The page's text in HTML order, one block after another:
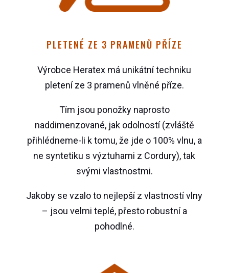
PLETENÉ ZE 3 PRAMENŮ PŘÍZE
Výrobce Heratex má unikátní techniku
pletení ze 3 pramenů vlněné příze.
Tím jsou ponožky naprosto
naddimenzované, jak odolností (zvláště
přihlédneme-li k tomu, že jde o 100% vlnu, a
ne syntetiku s výztuhami z Cordury), tak
svými vlastnostmi.
Jakoby se vzalo to nejlepší z vlastností vlny
– jsou velmi teplé, přesto robustní a
pohodlné.